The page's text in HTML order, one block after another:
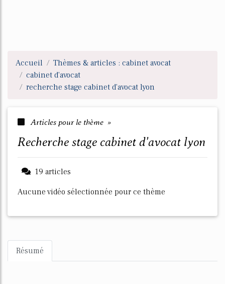
Accueil
Thèmes & articles : cabinet avocat
cabinet d'avocat
recherche stage cabinet d'avocat lyon
Articles pour le thème »
recherche stage cabinet d'avocat lyon
19 articles
Aucune vidéo sélectionnée pour ce thème
Résumé